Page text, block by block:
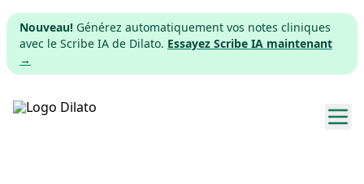
Nouveau! Générez automatiquement vos notes cliniques
avec le Scribe IA de Dilato. Essayez Scribe IA maintenant
→